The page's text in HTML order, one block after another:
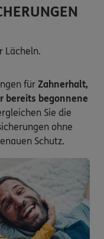
Lächeln.
für Zahnerhalt,
bereits begonnene
Sie die
ohne
Schutz.